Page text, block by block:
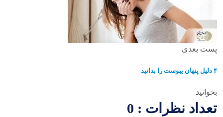
پست بعدی
۴ دلیل پنهان یبوست را بدانید
بخوانید
تعداد نظرات : 0